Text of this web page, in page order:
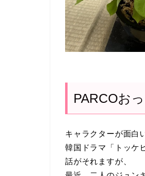
PARCOお
キャラクターが面白
韓国ドラマ「トッケ
話がそれますが、